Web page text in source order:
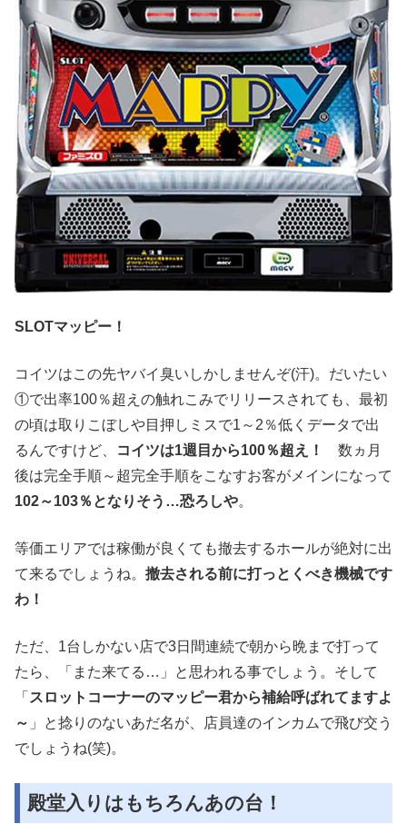
SLOTマッピー！
コイツはこの先ヤバイ臭いしかしませんぞ(汗)。だいたい
①で出率100％超えの触れこみでリリースされても、最初
の頃は取りこぼしや目押しミスで1～2％低くデータで出
るんですけど、
コイツは1週目から100％超え！
数ヵ月
後は完全手順～超完全手順をこなすお客がメインになって
102～103％となりそう…恐ろしや。
等価エリアでは稼働が良くても撤去するホールが絶対に出
て来るでしょうね。 撤去される前に打っとくべき機械です
わ！
ただ、1台しかない店で3日間連続で朝から晩まで打って
たら、「また来てる…」と思われる事でしょう。そして
「 スロットコーナーのマッピー君から補給呼ばれてますよ
～ 」と捻りのないあだ名が、店員達のインカムで飛び交う
でしょうね(笑)。
殿堂入りはもちろんあの台！